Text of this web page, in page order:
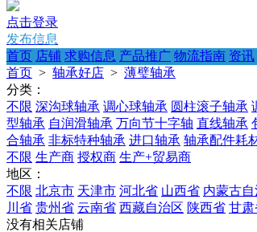
点击登录
发布信息
首页 店铺 求购信息 产品推广 物流指南 资讯
首页 > 轴承好店 > 薄璧轴承
分类：
不限 深沟球轴承 调心球轴承 圆柱滚子轴承
型轴承 自润滑轴承 万向节十字轴 直线轴承
合轴承 非标特种轴承 进口轴承 轴承配件耗
不限 生产商 授权商 生产+贸易商
地区：
不限 北京市 天津市 河北省 山西省 内蒙古自
川省 贵州省 云南省 西藏自治区 陕西省 甘肃
没有相关店铺